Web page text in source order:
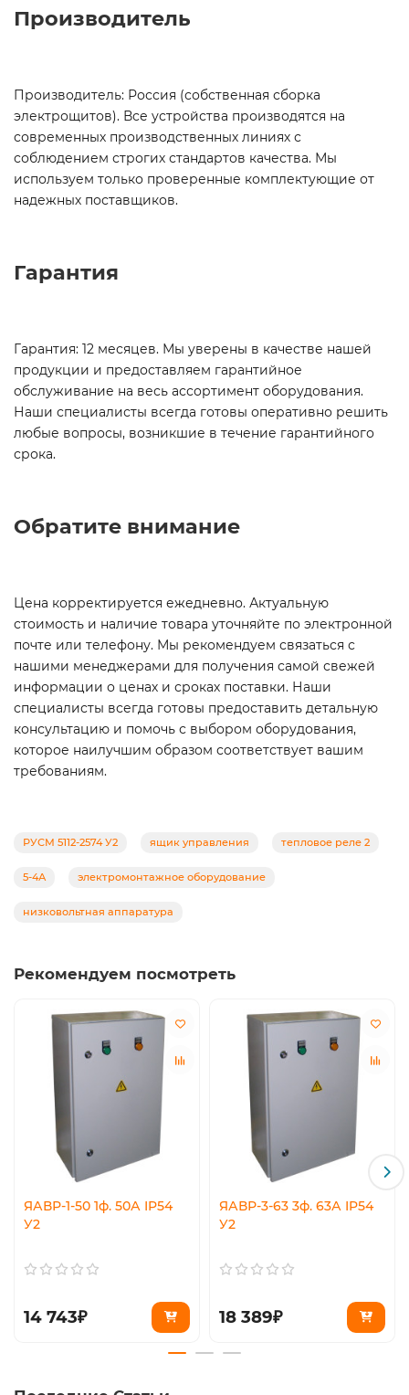
Производитель
Производитель: Россия (собственная сборка
электрощитов). Все устройства производятся на
современных производственных линиях с
соблюдением строгих стандартов качества. Мы
используем только проверенные комплектующие от
надежных поставщиков.
Гарантия
Гарантия: 12 месяцев. Мы уверены в качестве нашей
продукции и предоставляем гарантийное
обслуживание на весь ассортимент оборудования.
Наши специалисты всегда готовы оперативно решить
любые вопросы, возникшие в течение гарантийного
срока.
Обратите внимание
Цена корректируется ежедневно. Актуальную
стоимость и наличие товара уточняйте по электронной
почте или телефону. Мы рекомендуем связаться с
нашими менеджерами для получения самой свежей
информации о ценах и сроках поставки. Наши
специалисты всегда готовы предоставить детальную
консультацию и помочь с выбором оборудования,
которое наилучшим образом соответствует вашим
требованиям.
РУСМ 5112-2574 У2 ящик управления тепловое реле 2
5-4А электромонтажное оборудование
низковольтная аппаратура
Рекомендуем посмотреть
ЯАВР-1-50 1ф. 50А IP54
У2
14 743₽
ЯАВР-3-63 3ф. 63А IP54
У2
18 389₽